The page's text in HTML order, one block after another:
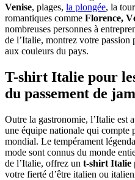
Venise, plages, la plongée, la
romantiques comme Florence,
nombreuses personnes à
de l’Italie, montrez votre passion
aux couleurs du pays.
T-shirt Italie pour
du passement de
Outre la gastronomie, l’Italie est
une équipe nationale qui compte
mondial. Le tempérament
mode sont connus du monde
de l’Italie, offrez un t-shirt Italie
votre fierté d’être italien ou